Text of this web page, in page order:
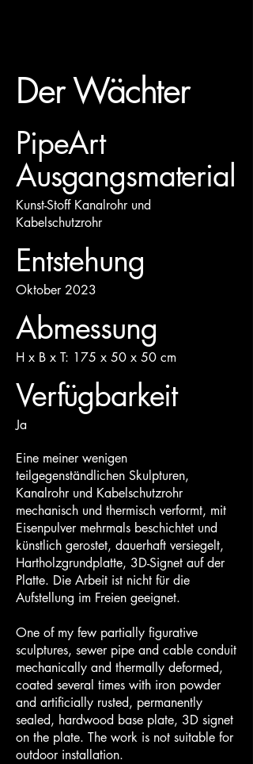
Der Wächter
PipeArt
Ausgangsmaterial
Kunst-Stoff Kanalrohr und
Kabelschutzrohr
Entstehung
Oktober 2023
Abmessung
H x B x T: 175 x 50 x 50 cm
Verfügbarkeit
Ja
Eine meiner wenigen
teilgegenständlichen Skulpturen,
Kanalrohr und Kabelschutzrohr
mechanisch und thermisch verformt, mit
Eisenpulver mehrmals beschichtet und
künstlich gerostet, dauerhaft versiegelt,
Hartholzgrundplatte, 3D-Signet auf der
Platte. Die Arbeit ist nicht für die
Aufstellung im Freien geeignet.
One of my few partially figurative
sculptures, sewer pipe and cable conduit
mechanically and thermally deformed,
coated several times with iron powder
and artificially rusted, permanently
sealed, hardwood base plate, 3D signet
on the plate. The work is not suitable for
outdoor installation.